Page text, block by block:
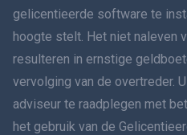
עברית
Română
gelicentieerde software te
hoogte stelt. Het niet naleven
resulteren in ernstige
vervolging van de overtreder.
adviseur te raadplegen met
het gebruik van de